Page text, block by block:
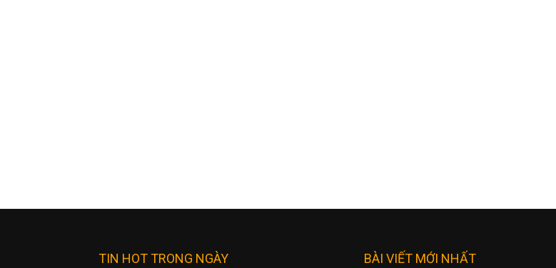
TIN HOT TRONG NGÀY BÀI VIẾT MỚI NHẤT